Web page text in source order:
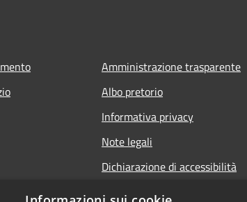
Amministrazione trasparente
Albo pretorio
Informativa privacy
Note legali
Dichiarazione di accessibilità